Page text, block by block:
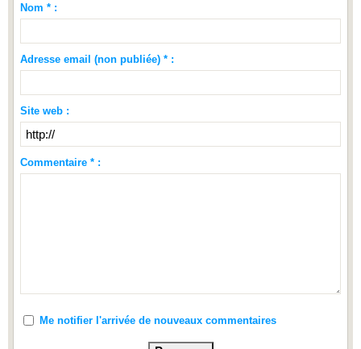
Nom * :
Adresse email (non publiée) * :
Site web :
Commentaire * :
Me notifier l'arrivée de nouveaux commentaires